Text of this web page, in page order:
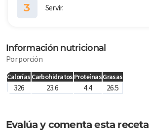
3 Servir.
Información nutricional
Por porción
Calorías Carbohidratos ProteínasGrasas
326 23.6 4.4 26.5
Evalúa y comenta esta receta